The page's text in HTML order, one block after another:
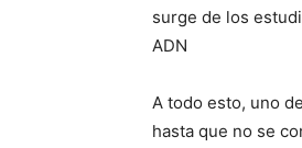
surge de los
ADN
A todo esto, uno
hasta que no se